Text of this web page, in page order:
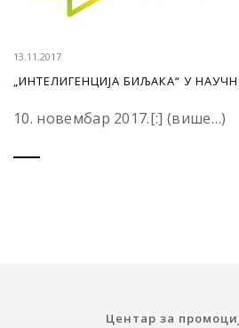
13.11.2017
„ИНТЕЛИГЕНЦИЈА БИЉАКА“ У
10. новембар 2017.[:] (више…)
Центар за